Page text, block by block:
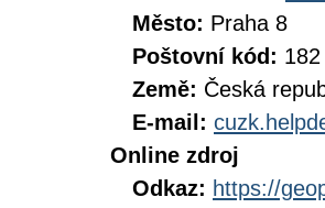
Město: Praha 8
Poštovní kód: 182
Země: Česká
E-mail:
Online zdroj
Odkaz: https://